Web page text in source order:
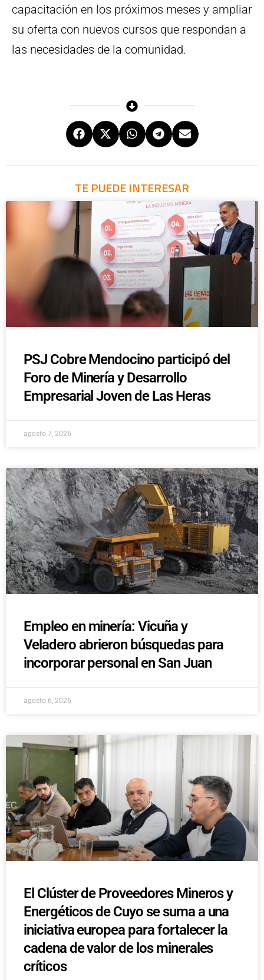
capacitación en los próximos meses y ampliar
su oferta con nuevos cursos que respondan a
las necesidades de la comunidad.
TE PUEDE INTERESAR
PSJ Cobre Mendocino participó del
Foro de Minería y Desarrollo
Empresarial Joven de Las Heras
agosto 7, 2026
Empleo en minería: Vicuña y
Veladero abrieron búsquedas para
incorporar personal en San Juan
agosto 6, 2026
El Clúster de Proveedores Mineros y
Energéticos de Cuyo se suma a una
iniciativa europea para fortalecer la
cadena de valor de los minerales
críticos